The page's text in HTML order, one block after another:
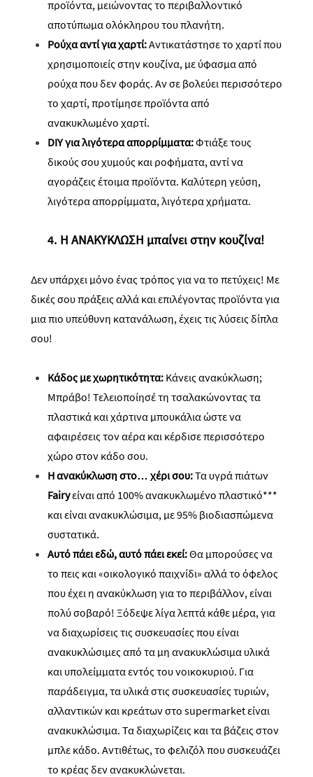
προϊόντα, μειώνοντας το περιβαλλοντικό
αποτύπωμα ολόκληρου του πλανήτη.
Ρούχα αντί για χαρτί:Αντικατάστησε το χαρτί που
χρησιμοποιείς στην κουζίνα, με ύφασμα από
ρούχα που δεν φοράς. Αν σε βολεύει περισσότερο
το χαρτί, προτίμησε προϊόντα από
ανακυκλωμένο χαρτί.
DIYγια λιγότερα απορρίμματα:Φτιάξε τους
δικούς σου χυμούς και ροφήματα, αντί να
αγοράζεις έτοιμα προϊόντα. Καλύτερη γεύση,
λιγότερα απορρίμματα, λιγότερα χρήματα.
4. Η ΑΝΑΚΥΚΛΩΣΗ μπαίνει στην κουζίνα!
Δεν υπάρχει μόνο ένας τρόπος για να το πετύχεις! Με
δικές σου πράξεις αλλά και επιλέγοντας προϊόντα για
μια πιο υπεύθυνη κατανάλωση, έχεις τις λύσεις δίπλα
σου!
Κάδος με χωρητικότητα: Κάνεις ανακύκλωση;
Μπράβο! Τελειοποίησέ τη τσαλακώνοντας τα
πλαστικά και χάρτινα μπουκάλια ώστε να
αφαιρέσεις τον αέρα και κέρδισε περισσότερο
χώρο στον κάδο σου.
Η ανακύκλωση στο… χέρι σου:Τα υγράπιάτων
Fairyείναι από 100% ανακυκλωμένο πλαστικό***
και είναι ανακυκλώσιμα, με 95% βιοδιασπώμενα
συστατικά.
Αυτό πάει εδώ, αυτό πάει εκεί:Θα μπορούσες να
το πεις και «οικολογικό παιχνίδι» αλλά το όφελος
που έχει η ανακύκλωση για το περιβάλλον, είναι
πολύ σοβαρό! Ξόδεψε λίγα λεπτά κάθε μέρα, για
να διαχωρίσεις τις συσκευασίες που είναι
ανακυκλώσιμες από τα μη ανακυκλώσιμα υλικά
και υπολείμματα εντός του νοικοκυριού. Για
παράδειγμα, τα υλικά στις συσκευασίες τυριών,
αλλαντικών και κρεάτων στο supermarketείναι
ανακυκλώσιμα. Τα διαχωρίζεις και τα βάζεις στον
μπλε κάδο. Αντιθέτως, το φελιζόλπου συσκευάζει
το κρέας δεν ανακυκλώνεται.